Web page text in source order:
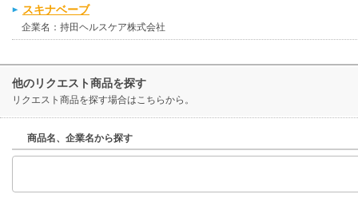
スキナベーブ
企業名：持田ヘルスケア株式会社
他のリクエスト商品を探す
リクエスト商品を探す場合はこちらから。
商品名、企業名から探す